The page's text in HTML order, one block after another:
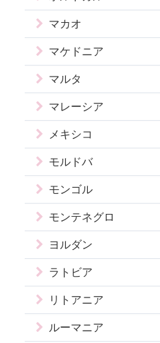
マカオ
マケドニア
マルタ
マレーシア
メキシコ
モルドバ
モンゴル
モンテネグロ
ヨルダン
ラトビア
リトアニア
ルーマニア